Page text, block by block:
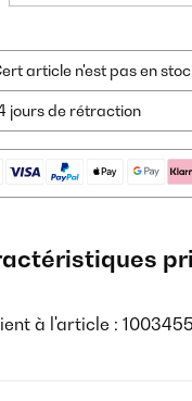
article n'est pas en
jours de rétraction
à l'article :